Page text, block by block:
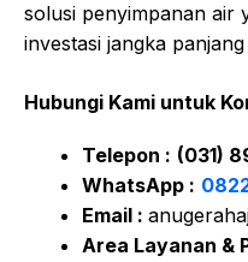
solusi penyimpanan air
investasi jangka
Hubungi Kami untuk
Telepon : (031)
WhatsApp :
Email :
Area Layanan &